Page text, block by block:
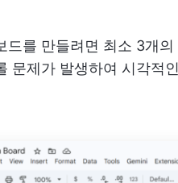
드를 만들려면 최소 3개
문제가 발생하여 시각적